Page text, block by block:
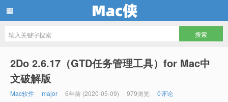
2Do 2.6.17（GTD任务管理工具）for Mac中
文破解版
Mac软件 major 6年前 (2020-05-09) 979浏览 0评论